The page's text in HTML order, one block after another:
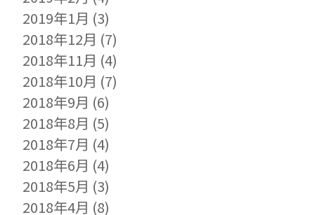
2019年1月 (3)
2018年12月 (7)
2018年11月 (4)
2018年10月 (7)
2018年9月 (6)
2018年8月 (5)
2018年7月 (4)
2018年6月 (4)
2018年5月 (3)
2018年4月 (8)